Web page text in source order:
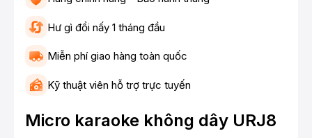
Hư gì đổi nấy 1 tháng đầu
Miễn phí giao hàng toàn quốc
Kỹ thuật viên hỗ trợ trực tuyến
Micro karaoke không dây URJ8